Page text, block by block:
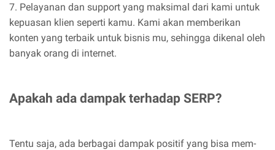
7. Pelayanan dan support yang maksimal dari kami untuk
kepuasan klien seperti kamu. Kami akan memberikan
konten yang terbaik untuk bisnis mu, sehingga dikenal oleh
banyak orang di internet.
Apakah ada dampak terhadap SERP?
Tentu saja, ada berbagai dampak positif yang bisa mem-